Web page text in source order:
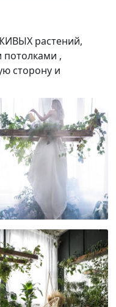
растений,
,
сторону и